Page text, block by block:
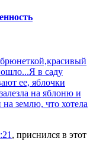
в саду
ее, яблочки
на яблоню и
землю, что хотела
, приснился в этот